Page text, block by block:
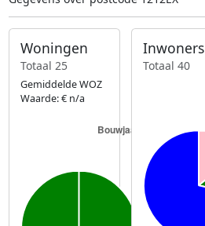
Woningen
Totaal 25
Gemiddelde WOZ
Waarde: € n/a
Inwoners
Totaal 40